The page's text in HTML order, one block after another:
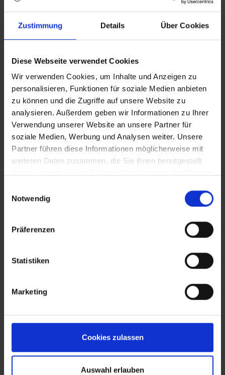
Zustimmung Details Über Cookies
Diese Webseite verwendet Cookies
Wir verwenden Cookies, um Inhalte und Anzeigen zu
personalisieren, Funktionen für soziale Medien anbieten
zu können und die Zugriffe auf unsere Website zu
analysieren. Außerdem geben wir Informationen zu Ihrer
Verwendung unserer Website an unsere Partner für
soziale Medien, Werbung und Analysen weiter. Unsere
Partner führen diese Informationen möglicherweise mit
weiteren Daten zusammen, die Sie ihnen bereitgestellt
Notwendig
Präferenzen
Statistiken
Marketing
Cookies zulassen
Auswahl erlauben